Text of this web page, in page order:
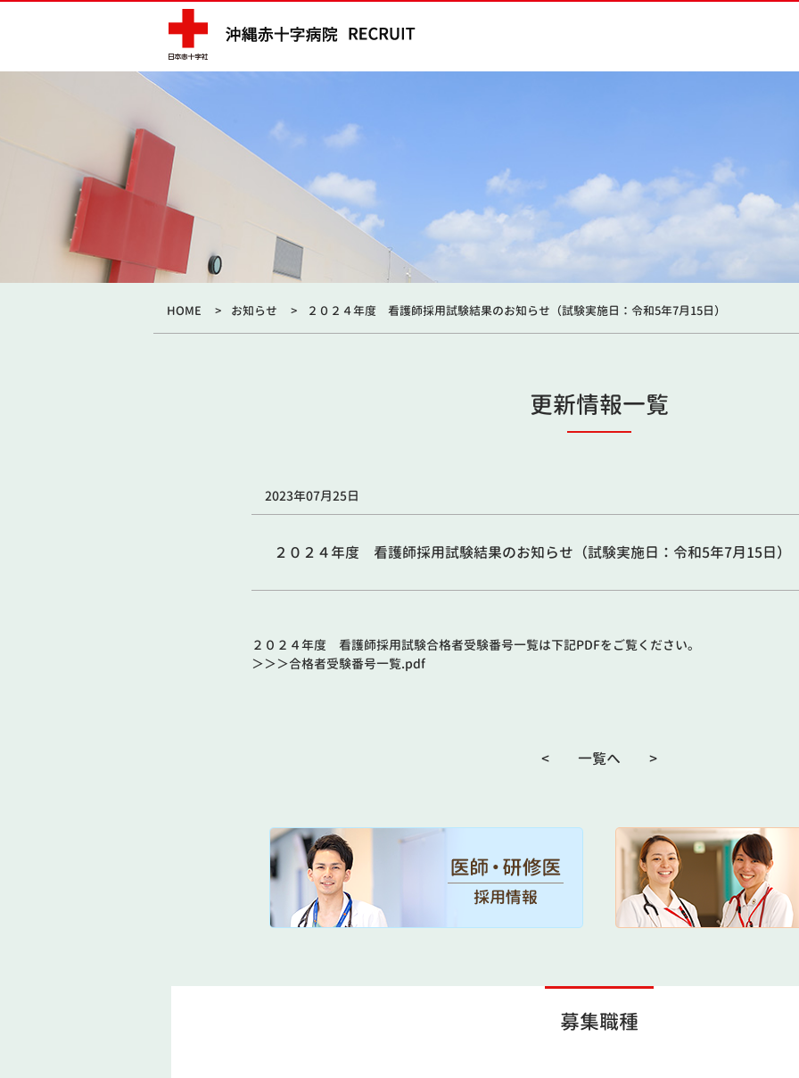
HOME お知らせ ２０２４年度 看護師採用試験結果のお知らせ（試験実施日：令和5年7月15日）
更新情報一覧
2023年07月25日
２０２４年度 看護師採用試験結果のお知らせ（試験実施日：令和5年7月15日）
２０２４年度 看護師採用試験合格者受験番号一覧は下記PDFをご覧ください。
＞＞＞合格者受験番号一覧.pdf
< 一覧へ >
募集職種